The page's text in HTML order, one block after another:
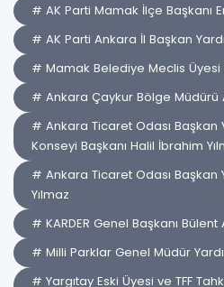
# AK Parti Mamak İlçe Başkanı
# AK Parti Ankara İl Başkan
# Mamak Belediye Meclis Üyesi
# Ankara Çaykur Bölge Müdürü
# Ankara Ticaret Odası Başkan
Konseyi Başkanı Halil İbrahim
# Ankara Ticaret Odası Başkan
Yılmaz
# KARDER Genel Başkanı Bülent
# Milli Parklar Genel Müdür
# Yargıtay Eski Üyesi ve TFF